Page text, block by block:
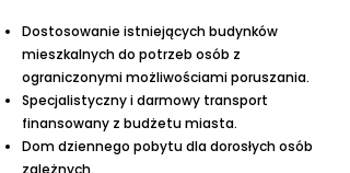
Dostosowanie istniejących budynków
mieszkalnych do potrzeb osób z
ograniczonymi możliwościami poruszania.
Specjalistyczny i darmowy transport
finansowany z budżetu miasta.
Dom dziennego pobytu dla dorosłych osób
zależnych.